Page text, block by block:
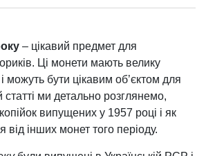
– цікавий предмет для
Ці монети мають велику
і можуть бути цікавим об’єктом для
статті ми детально розглянемо,
випущених у 1957 році і як
від інших монет того періоду.